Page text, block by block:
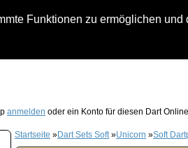
Funktionen zu ermöglichen
anmelden oder ein Konto für diesen Dart
Startseite »Dart Sets Soft»Unicorn »Soft